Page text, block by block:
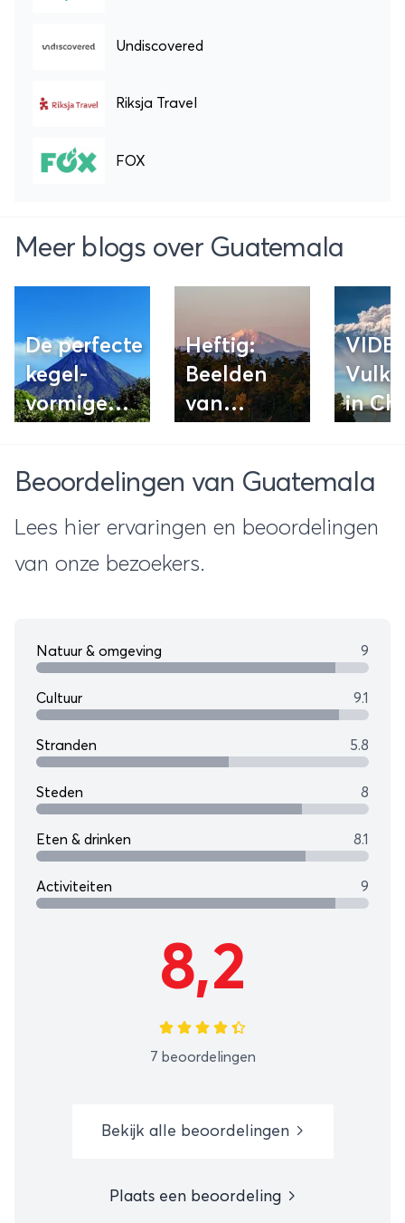
Undiscovered
Riksja Travel
FOX
Meer blogs over Guatemala
De perfecte
kegel-
vormige
Mayon
Heftig:
Beelden
van
vulkaan
Ontake
in
Beoordelingen van Guatemala
Lees hier ervaringen en beoordelingen
van onze bezoekers.
Natuur & omgeving 9
Cultuur 9.1
Stranden 5.8
Steden 8
Eten & drinken 8.1
Activiteiten 9
8,2
7 beoordelingen
Bekijk alle beoordelingen
Plaats een beoordeling